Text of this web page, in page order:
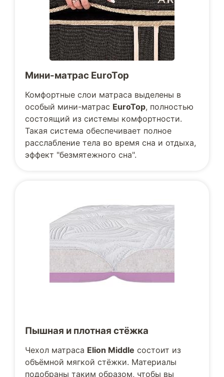
Мини-матрас EuroTop
Комфортные слои матраса выделены в
особый мини-матрас EuroTop, полностью
состоящий из системы комфортности.
Такая система обеспечивает полное
расслабление тела во время сна и отдыха,
эффект "безмятежного сна".
Пышная и плотная стёжка
Чехол матраса Elion Middle состоит из
объёмной мягкой стёжки. Материалы
подобраны таким образом, чтобы вы